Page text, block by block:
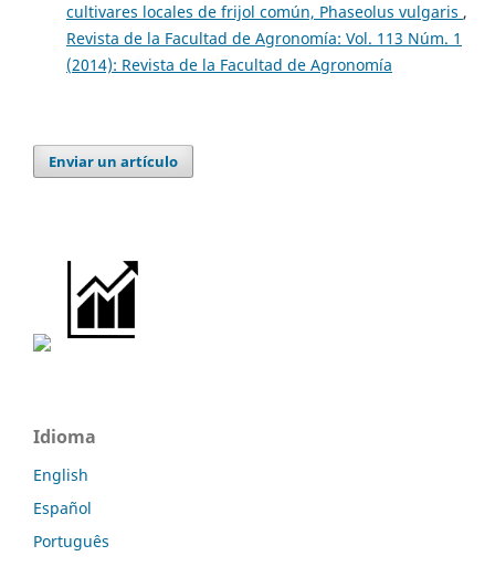
cultivares locales de frijol común, Phaseolus vulgaris ,
Revista de la Facultad de Agronomía: Vol. 113 Núm. 1
(2014): Revista de la Facultad de Agronomía
Enviar un artículo
Idioma
English
Español
Português